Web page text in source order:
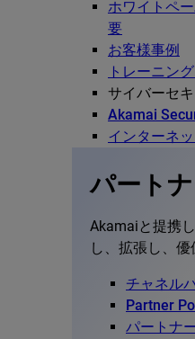
ホワイトペ
要
お客様事例
トレーニン
サイバーセ
Akamai
インターネ
パート
Akamaiと提携
し、拡張し、
チャネル
Partner
パートナ